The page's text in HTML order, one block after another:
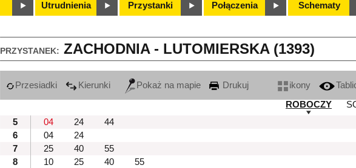
Utrudnienia Przystanki Połączenia Schematy
PRZYSTANEK: ZACHODNIA - LUTOMIERSKA (1393)
Przesiadki Kierunki Pokaż na mapie Drukuj ikony
ROBOCZY
5
04 24
44
6
04
24
7
25 40
55
8
10 25 40
55